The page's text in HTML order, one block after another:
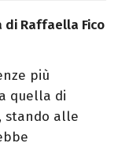
Raffaella Fico
più
quella di
stando alle